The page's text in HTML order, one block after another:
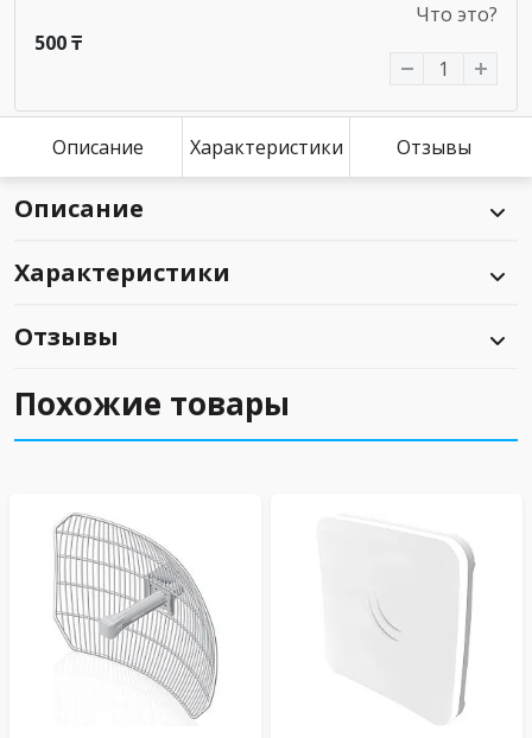
Что это?
500 ₸
Описание Характеристики Отзывы
Описание
Характеристики
Отзывы
Похожие товары